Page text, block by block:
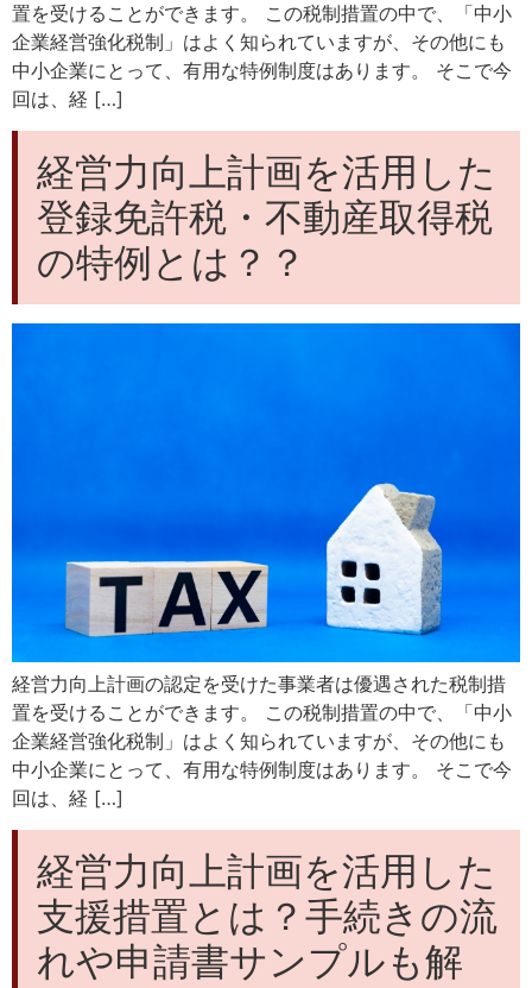
置を受けることができます。 この税制措置の中で、「中小
企業経営強化税制」はよく知られていますが、その他にも
中小企業にとって、有用な特例制度はあります。 そこで今
回は、経 […]
経営力向上計画を活用した
登録免許税・不動産取得税
の特例とは？？
経営力向上計画の認定を受けた事業者は優遇された税制措
置を受けることができます。 この税制措置の中で、「中小
企業経営強化税制」はよく知られていますが、その他にも
中小企業にとって、有用な特例制度はあります。 そこで今
回は、経 […]
経営力向上計画を活用した
支援措置とは？手続きの流
れや申請書サンプルも解